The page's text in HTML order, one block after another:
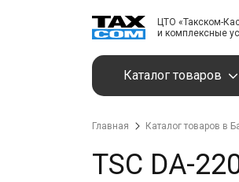
ЦТО «Такском-
и комплексные
Каталог товаров
Главная Каталог товаров в
TSC DA-